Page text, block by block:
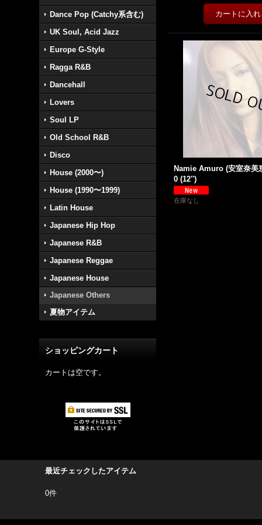
Dance Pop (Catchy系含む)
UK Soul, Acid Jazz
Europe G-Style
Ragga R&B
Dancehall
Lovers
Soul LP
Old School R&B
Disco
House (2000〜)
House (1990〜1999)
Latin House
Japanese Hip Hop
Japanese R&B
Japanese Reggae
Japanese House
Japanese Others
夏物アイテム
ショッピングカート
カートは空です。
Namie Amuro (安室奈美
0 (12'')
在庫なし
最近チェックしたアイテム
0件